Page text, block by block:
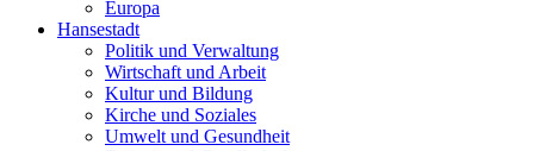
Europa
Hansestadt
Politik und Verwaltung
Wirtschaft und Arbeit
Kultur und Bildung
Kirche und Soziales
Umwelt und Gesundheit